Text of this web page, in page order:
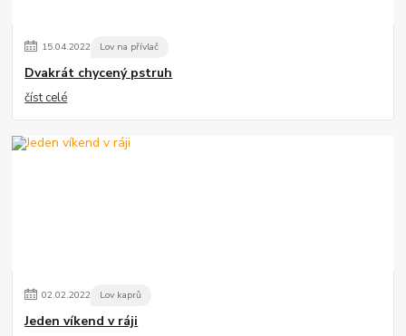
15.04.2022 Lov na přívlač
Dvakrát chycený pstruh
číst celé
02.02.2022 Lov kaprů
Jeden víkend v ráji